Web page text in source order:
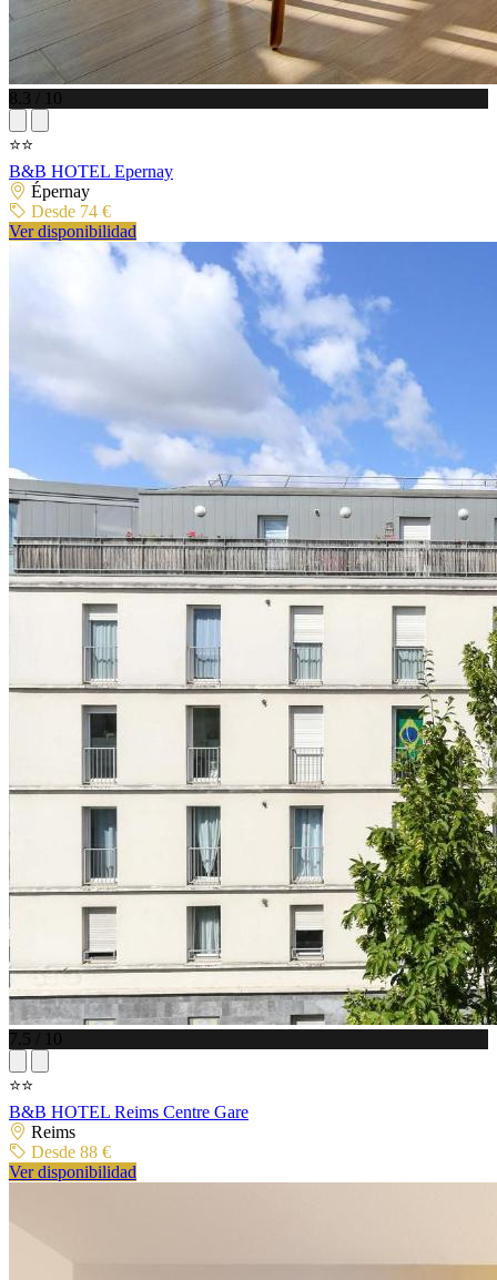
8.3 / 10
⭐⭐
B&B HOTEL Epernay
Épernay
Desde 74 €
Ver disponibilidad
7.5 / 10
⭐⭐
B&B HOTEL Reims Centre Gare
Reims
Desde 88 €
Ver disponibilidad